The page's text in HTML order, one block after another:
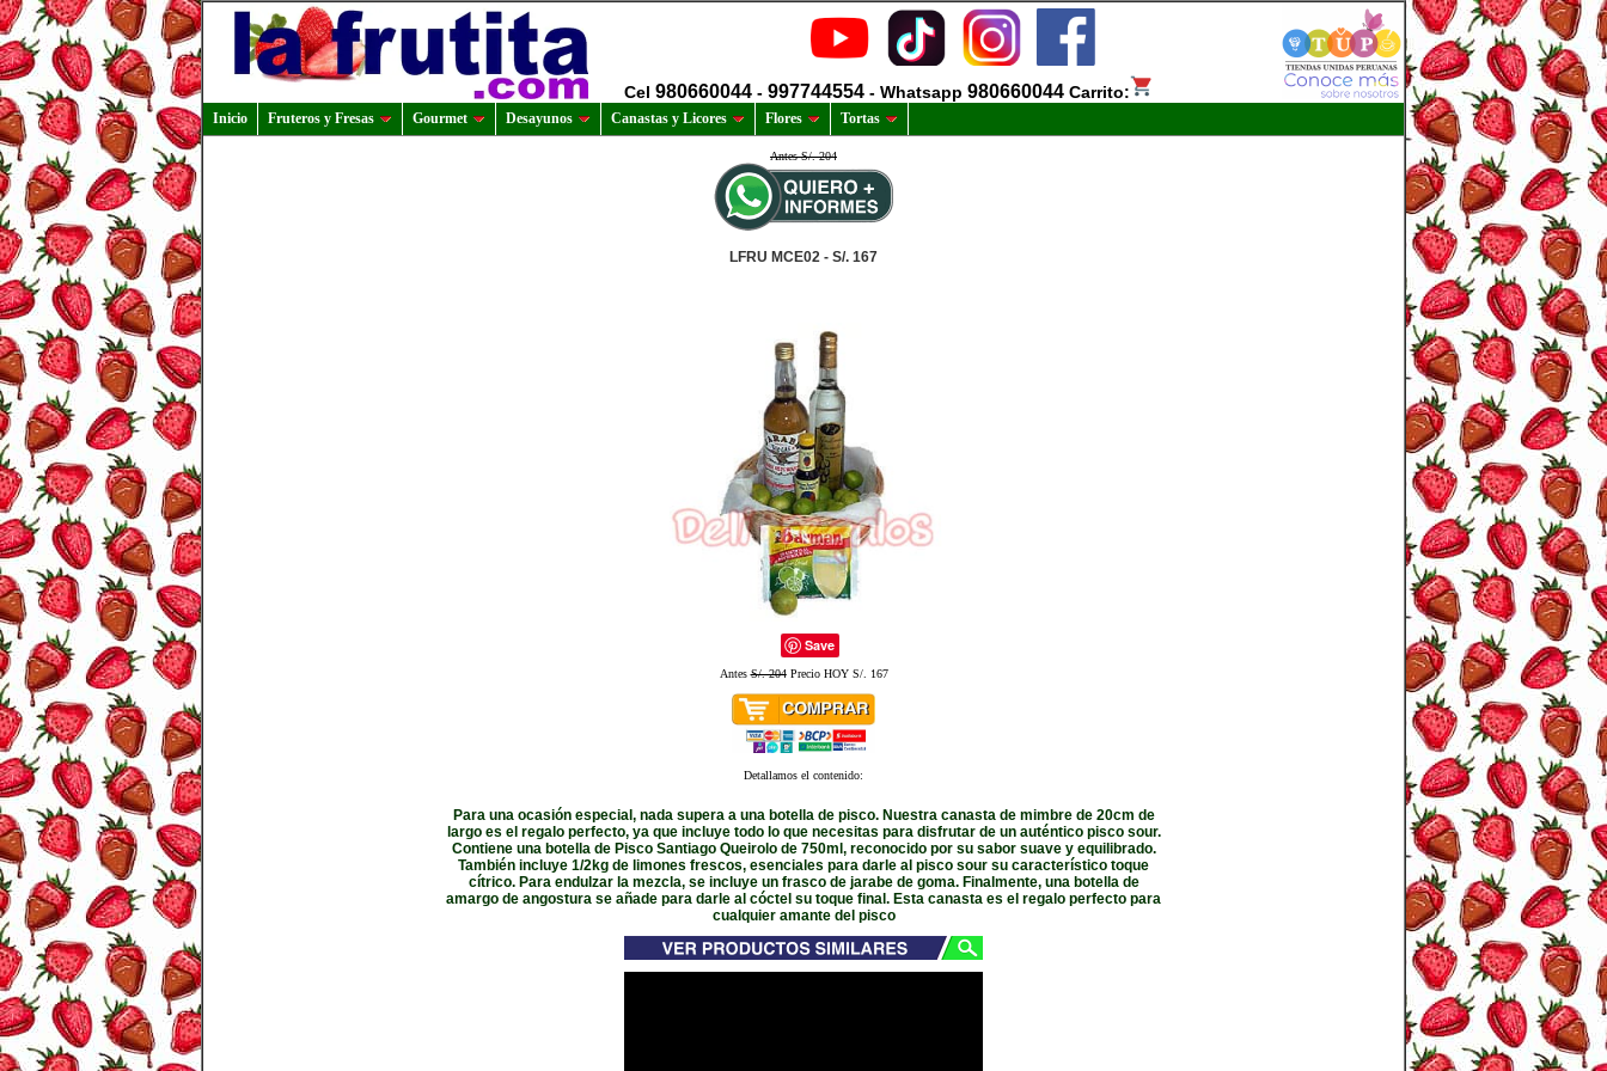
Cel 980660044 - 997744554 - Whatsapp 980660044 Carrito:
Inicio Fruteros y Fresas Gourmet Desayunos Canastas y Licores Flores Tortas
Antes S/. 204
LFRU MCE02 - S/. 167
Save
AntesS/. 204Precio HOY S/. 167
Detallamos el contenido:
Para una ocasión especial, nada supera a una botella de pisco. Nuestra canasta de mimbre de 20cm de
largo es el regalo perfecto, ya que incluye todo lo que necesitas para disfrutar de un auténtico pisco sour.
Contiene una botella de Pisco Santiago Queirolo de 750ml, reconocido por su sabor suave y equilibrado.
También incluye 1/2kg de limones frescos, esenciales para darle al pisco sour su característico toque
cítrico. Para endulzar la mezcla, se incluye un frasco de jarabe de goma. Finalmente, una botella de
amargo de angostura se añade para darle al cóctel su toque final. Esta canasta es el regalo perfecto para
cualquier amante del pisco